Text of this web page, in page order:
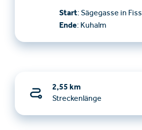
Start: Sägegasse in Fiss
Ende: Kuhalm
2,55 km
Streckenlänge